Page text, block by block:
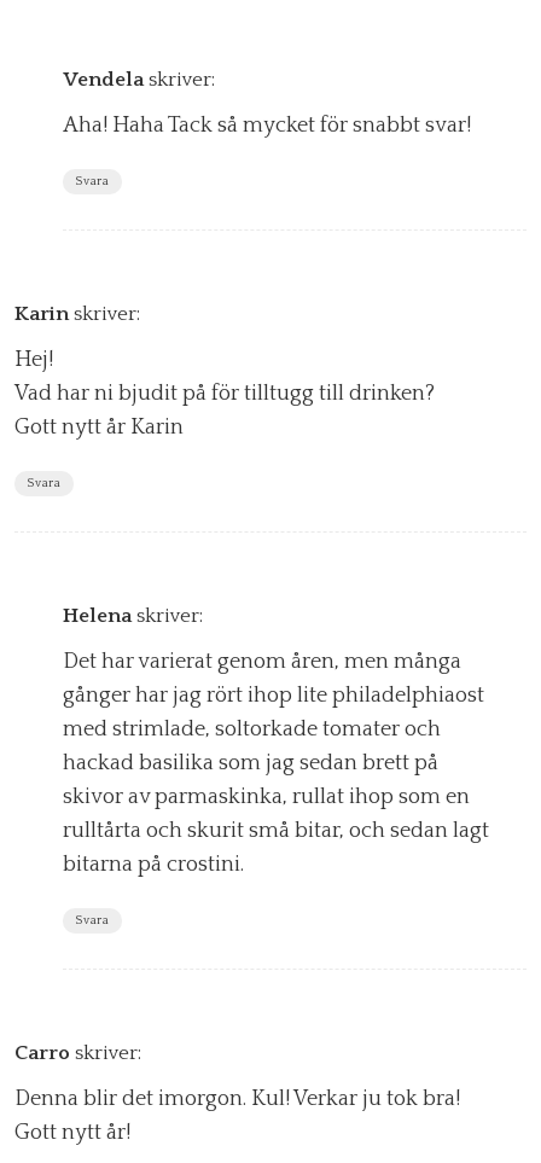
Vendela skriver:
Aha! Haha Tack så mycket för snabbt svar!
Svara
Karin skriver:
Hej!
Vad har ni bjudit på för tilltugg till drinken?
Gott nytt år Karin
Svara
Helena skriver:
Det har varierat genom åren, men många
gånger har jag rört ihop lite philadelphiaost
med strimlade, soltorkade tomater och
hackad basilika som jag sedan brett på
skivor av parmaskinka, rullat ihop som en
rulltårta och skurit små bitar, och sedan lagt
bitarna på crostini.
Svara
Carro skriver:
Denna blir det imorgon. Kul! Verkar ju tok bra!
Gott nytt år!